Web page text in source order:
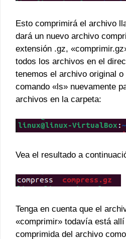
Esto comprimirá el archivo
dará un nuevo archivo
extensión .gz,
todos los archivos en el
tenemos el archivo original
comando «ls» nuevamente
archivos en la carpeta:
Vea el resultado a
Tenga en cuenta que el
«comprimir» todavía está
comprimida del archivo